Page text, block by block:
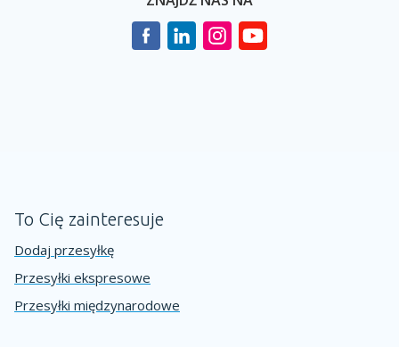
To Cię zainteresuje
Dodaj przesyłkę
Przesyłki ekspresowe
Przesyłki międzynarodowe